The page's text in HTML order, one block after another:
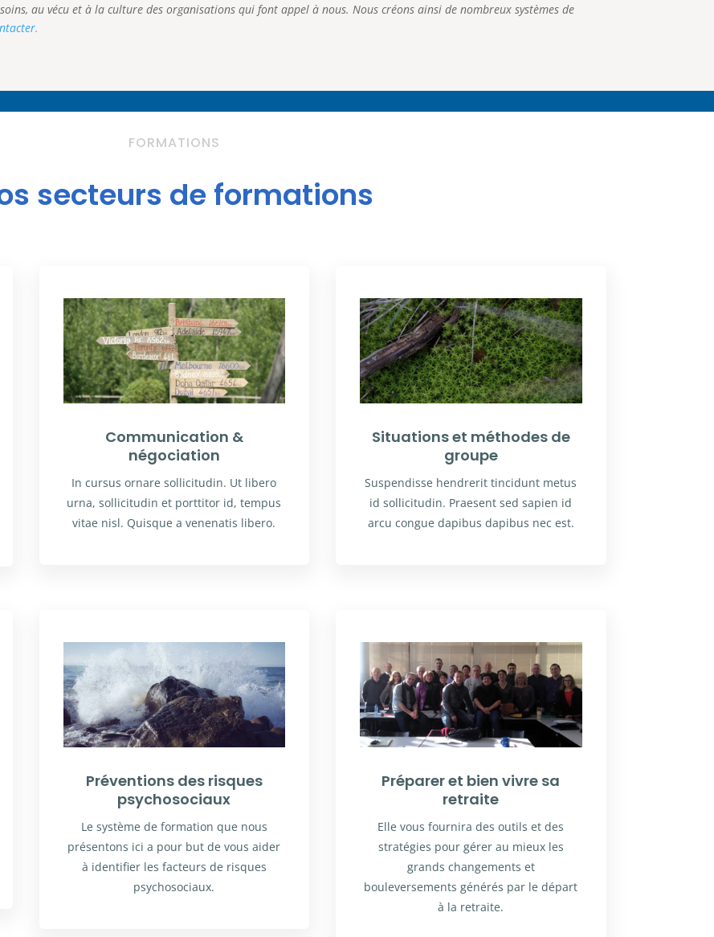
au vécu et à la culture des organisations qui font appel à nous. Nous créons ainsi de nombreux systèmes de
FORMATIONS
secteurs de formations
Communication &
négociation
In cursus ornare sollicitudin. Ut libero
urna, sollicitudin et porttitor id, tempus
vitae nisl. Quisque a venenatis libero.
Situations et méthodes de
groupe
Suspendisse hendrerit tincidunt metus
id sollicitudin. Praesent sed sapien id
arcu congue dapibus dapibus nec est.
Préventions des risques
psychosociaux
Le système de formation que nous
présentons ici a pour but de vous aider
à identifier les facteurs de risques
psychosociaux.
Préparer et bien vivre sa
retraite
Elle vous fournira des outils et des
stratégies pour gérer au mieux les
grands changements et
bouleversements générés par le départ
à la retraite.